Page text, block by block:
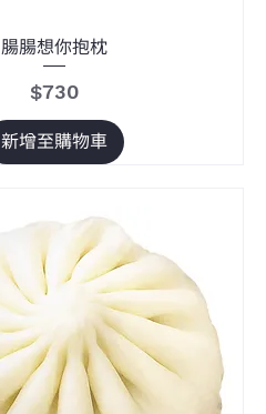
腸腸想你抱枕
價格
$730
新增至購物車